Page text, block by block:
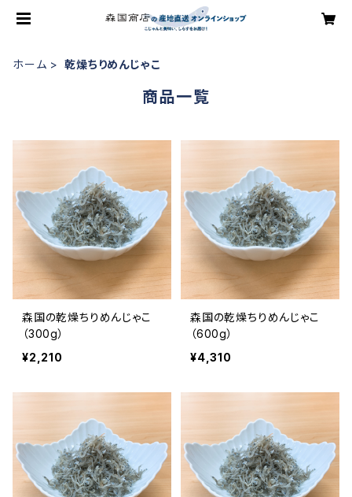
ホーム 乾燥ちりめんじゃこ
商品一覧
森国の乾燥ちりめんじゃこ
（300g）
¥2,210
森国の乾燥ちりめんじゃこ
（600g）
¥4,310